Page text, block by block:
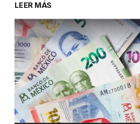
LEER MÁS